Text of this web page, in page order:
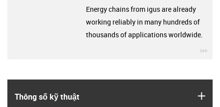
Thông số kỹ thuật
Energy chains from igus are already
working reliably in many hundreds of
thousands of applications worldwide.